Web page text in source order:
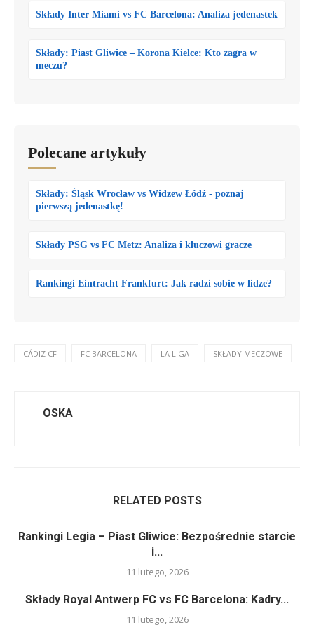
Składy Inter Miami vs FC Barcelona: Analiza jedenastek
Składy: Piast Gliwice – Korona Kielce: Kto zagra w
meczu?
Polecane artykuły
Składy: Śląsk Wrocław vs Widzew Łódź - poznaj
pierwszą jedenastkę!
Składy PSG vs FC Metz: Analiza i kluczowi gracze
Rankingi Eintracht Frankfurt: Jak radzi sobie w lidze?
CÁDIZ CF FC BARCELONA LA LIGA SKŁADY MECZOWE
OSKA
RELATED POSTS
Rankingi Legia – Piast Gliwice: Bezpośrednie starcie
i...
11 lutego, 2026
Składy Royal Antwerp FC vs FC Barcelona: Kadry...
11 lutego, 2026